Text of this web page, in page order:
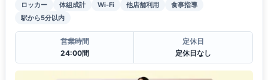
ロッカー 体組成計 Wi-Fi 他店舗利用
食事指導
駅から5分以内
営業時間
24:00間
定休日
定休日なし